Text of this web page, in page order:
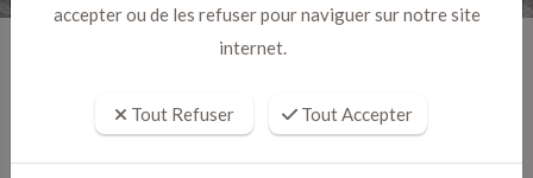
accepter ou de les refuser pour naviguer sur notre site
internet.
Tout Refuser Tout Accepter